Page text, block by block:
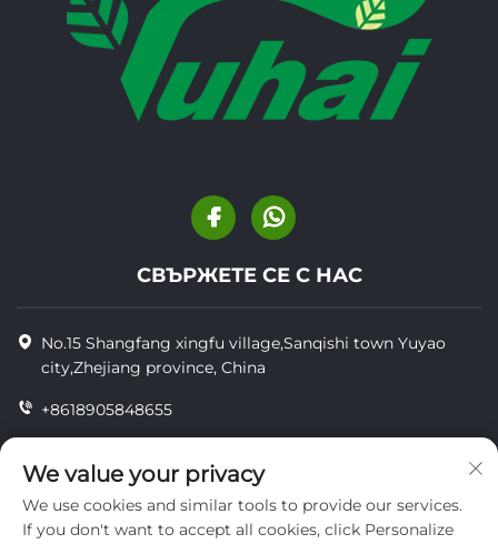
СВЪРЖЕТЕ СЕ С НАС
No.15 Shangfang xingfu village,Sanqishi town Yuyao
city,Zhejiang province, China
+8618905848655
[email protected]
We value your privacy
We use cookies and similar tools to provide our services.
If you don't want to accept all cookies, click Personalize